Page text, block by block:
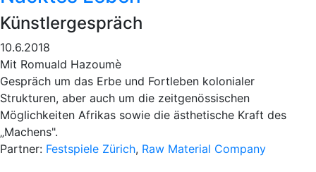
Künstlergespräch
10.6.2018
Mit Romuald Hazoumè
Gespräch um das Erbe und Fortleben kolonialer
Strukturen, aber auch um die zeitgenössischen
Möglichkeiten Afrikas sowie die ästhetische Kraft des
„Machens".
Partner: Festspiele Zürich, Raw Material Company